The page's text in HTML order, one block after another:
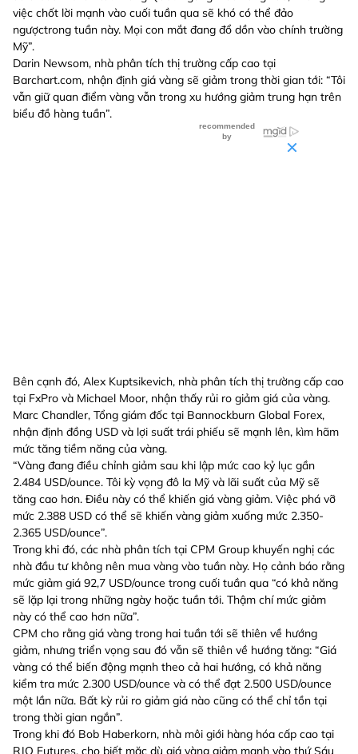
việc chốt lời mạnh vào cuối tuần qua sẽ khó có thể đảo
ngượctrong tuần này. Mọi con mắt đang đổ dồn vào chính trường
Mỹ”.
Darin Newsom, nhà phân tích thị trường cấp cao tại
Barchart.com, nhận định giá vàng sẽ giảm trong thời gian tới: “Tôi
vẫn giữ quan điểm vàng vẫn trong xu hướng giảm trung hạn trên
biểu đồ hàng tuần”.
Bên cạnh đó, Alex Kuptsikevich, nhà phân tích thị trường cấp cao
tại FxPro và Michael Moor, nhận thấy rủi ro giảm giá của vàng.
Marc Chandler, Tổng giám đốc tại Bannockburn Global Forex,
nhận định đồng USD và lợi suất trái phiếu sẽ mạnh lên, kìm hãm
mức tăng tiềm năng của vàng.
“Vàng đang điều chỉnh giảm sau khi lập mức cao kỷ lục gần
2.484 USD/ounce. Tôi kỳ vọng đô la Mỹ và lãi suất của Mỹ sẽ
tăng cao hơn. Điều này có thể khiến giá vàng giảm. Việc phá vỡ
mức 2.388 USD có thể sẽ khiến vàng giảm xuống mức 2.350-
2.365 USD/ounce”.
Trong khi đó, các nhà phân tích tại CPM Group khuyến nghị các
nhà đầu tư không nên mua vàng vào tuần này. Họ cảnh báo rằng
mức giảm giá 92,7 USD/ounce trong cuối tuần qua “có khả năng
sẽ lặp lại trong những ngày hoặc tuần tới. Thậm chí mức giảm
này có thể cao hơn nữa”.
CPM cho rằng giá vàng trong hai tuần tới sẽ thiên về hướng
giảm, nhưng triển vọng sau đó vẫn sẽ thiên về hướng tăng: “Giá
vàng có thể biến động mạnh theo cả hai hướng, có khả năng
kiểm tra mức 2.300 USD/ounce và có thể đạt 2.500 USD/ounce
một lần nữa. Bất kỳ rủi ro giảm giá nào cũng có thể chỉ tồn tại
trong thời gian ngắn”.
Trong khi đó Bob Haberkorn, nhà môi giới hàng hóa cấp cao tại
RJO Futures, cho biết mặc dù giá vàng giảm mạnh vào thứ Sáu